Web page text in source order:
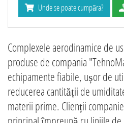
Unde se poate cumpăra?
Complexele aerodinamice de
produse de compania
echipamente fiabile, ușor de
reducerea cantității de
materii prime. Clienții